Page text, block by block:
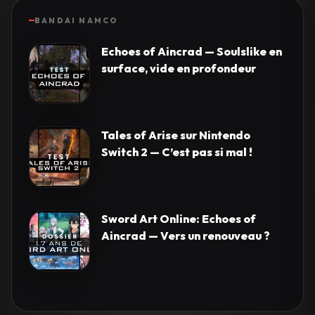
BANDAI NAMCO
Echoes of Aincrad — Soulslike en
surface, vide en profondeur
Tales of Arise sur Nintendo
Switch 2 — C’est pas si mal !
Sword Art Online: Echoes of
Aincrad — Vers un renouveau ?